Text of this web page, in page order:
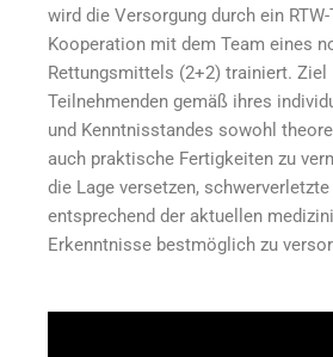
wird die Versorgung durch ein
Kooperation mit dem Team eines
Rettungsmittels (2+2) trainiert. Ziel
Teilnehmenden gemäß ihres
und Kenntnisstandes sowohl
auch praktische Fertigkeiten zu
die Lage versetzen,
entsprechend der aktuellen
Erkenntnisse bestmöglich zu